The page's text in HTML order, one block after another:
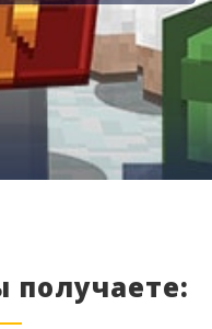
получаете: